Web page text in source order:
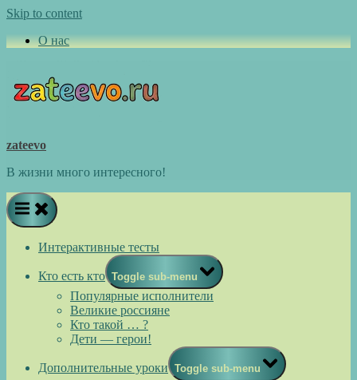
Skip to content
О нас
zateevo
В жизни много интересного!
Интерактивные тесты
Кто есть кто Toggle sub-menu
Популярные исполнители
Великие россияне
Кто такой … ?
Дети — герои!
Дополнительные уроки Toggle sub-menu